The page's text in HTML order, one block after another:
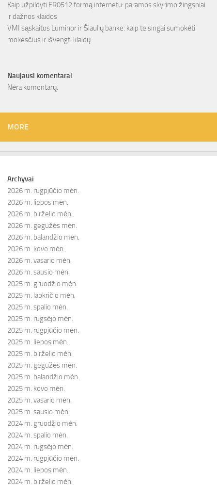
Kaip užpildyti FR0512 formą internetu: paramos skyrimo žingsniai
ir dažnos klaidos
VMI sąskaitos Luminor ir Šiaulių banke: kaip teisingai sumokėti
mokesčius ir išvengti klaidų
Naujausi komentarai
Nėra komentarų.
MORE
Archyvai
2026 m. rugpjūčio mėn.
2026 m. liepos mėn.
2026 m. birželio mėn.
2026 m. gegužės mėn.
2026 m. balandžio mėn.
2026 m. kovo mėn.
2026 m. vasario mėn.
2026 m. sausio mėn.
2025 m. gruodžio mėn.
2025 m. lapkričio mėn.
2025 m. spalio mėn.
2025 m. rugsėjo mėn.
2025 m. rugpjūčio mėn.
2025 m. liepos mėn.
2025 m. birželio mėn.
2025 m. gegužės mėn.
2025 m. balandžio mėn.
2025 m. kovo mėn.
2025 m. vasario mėn.
2025 m. sausio mėn.
2024 m. gruodžio mėn.
2024 m. spalio mėn.
2024 m. rugsėjo mėn.
2024 m. rugpjūčio mėn.
2024 m. liepos mėn.
2024 m. birželio mėn.